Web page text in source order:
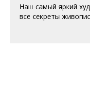
Наш самый яркий
все секреты